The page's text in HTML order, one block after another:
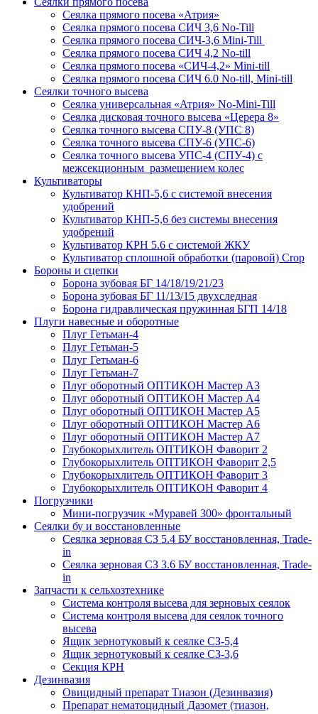
Сеялка прямого посева «Атрия»
Сеялка прямого посева СИЧ 3,6 No-Till
Сеялка прямого посева СИЧ-3,6 Mini-Till
Сеялка прямого посева СИЧ 4,2 No-till
Сеялка прямого посева «СИЧ-4,2» Mini-till
Сеялка прямого посева СИЧ 6.0 No-till, Mini-till
Сеялки точного высева
Сеялка универсальная «Атрия» No-Mini-Till
Сеялка дисковая точного высева «Церера 8»
Сеялка точного высева СПУ-8 (УПС 8)
Сеялка точного высева СПУ-6 (УПС-6)
Сеялка точного высева УПС-4 (СПУ-4) с
межсекционным размещением колес
Культиваторы
Культиватор КНП-5,6 с системой внесения
удобрений
Культиватор КНП-5,6 без системы внесения
удобрений
Культиватор КРН 5.6 с системой ЖКУ
Культиватор сплошной обработки (паровой) Crop
Бороны и сцепки
Борона зубовая БГ 14/18/19/21/23
Борона зубовая БГ 11/13/15 двухследная
Борона гидравлическая пружинная БГП 14/18
Плуги навесные и оборотные
Плуг Гетьман-4
Плуг Гетьман-5
Плуг Гетьман-6
Плуг Гетьман-7
Плуг оборотный ОПТИКОН Мастер А3
Плуг оборотный ОПТИКОН Мастер А4
Плуг оборотный ОПТИКОН Мастер А5
Плуг оборотный ОПТИКОН Мастер А6
Плуг оборотный ОПТИКОН Мастер А7
Глубокорыхлитель ОПТИКОН Фаворит 2
Глубокорыхлитель ОПТИКОН Фаворит 2,5
Глубокорыхлитель ОПТИКОН Фаворит 3
Глубокорыхлитель ОПТИКОН Фаворит 4
Погрузчики
Мини-погрузчик «Муравей 300» фронтальный
Сеялки бу и восстановленные
Сеялка зерновая СЗ 5.4 БУ восстановленная, Trade-
in
Сеялка зерновая СЗ 3.6 БУ восстановленная, Trade-
in
Запчасти к сельхозтехнике
Система контроля высева для зерновых сеялок
Система контроля высева для сеялок точного
высева
Ящик зернотуковый к сеялке СЗ-5,4
Ящик зернотуковый к сеялке СЗ-3,6
Секция КРН
Дезинвазия
Овицидный препарат Тиазон (Дезинвазия)
Препарат нематоцидный Дазомет (тиазон,